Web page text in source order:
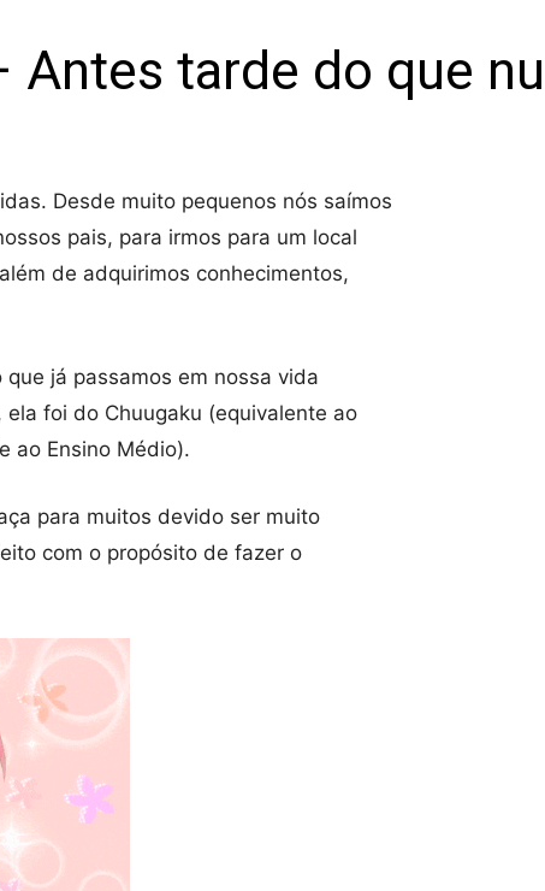
Antes tarde do que
Desde muito pequenos nós saímos
pais, para irmos para um local
de adquirimos conhecimentos,
já passamos em nossa vida
foi do Chuugaku (equivalente ao
ao Ensino Médio).
para muitos devido ser muito
com o propósito de fazer o